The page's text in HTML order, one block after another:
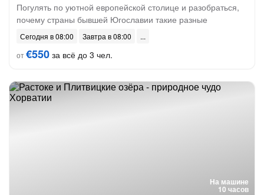
Погулять по уютной европейской столице и разобраться,
почему страны бывшей Югославии такие разные
Сегодня в 08:00
Завтра в 08:00
от€550 за всё до 3 чел.
На машине
10 часов